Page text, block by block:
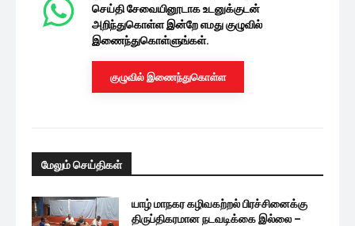
செய்தி சேவையினூடாக உடனுக்குடன்
அறிந்துகொள்ள இன்றே எமது குழுவில்
இணைந்துகொள்ளுங்கள்.
குழுவில் இணைந்துகொள்ள
மேலும் செய்திகள்
யாழ் மாநகர கழிவகற்றல் பிரச்சினைக்கு
திருப்திகரமான நடவடிக்கை இல்லை –